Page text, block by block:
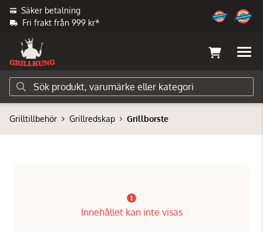
Säker betalning
Fri frakt från 999 kr*
Grilltillbehör Grillredskap Grillborste
Innehållet kan inte visas